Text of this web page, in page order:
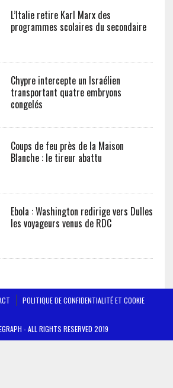
L’Italie retire Karl Marx des
programmes scolaires du secondaire
Chypre intercepte un Israélien
transportant quatre embryons
congelés
Coups de feu près de la Maison
Blanche : le tireur abattu
Ebola : Washington redirige vers Dulles
les voyageurs venus de RDC
POLITIQUE DE CONFIDENTIALITÉ ET COOKIE
- ALL RIGHTS RESERVED 2019